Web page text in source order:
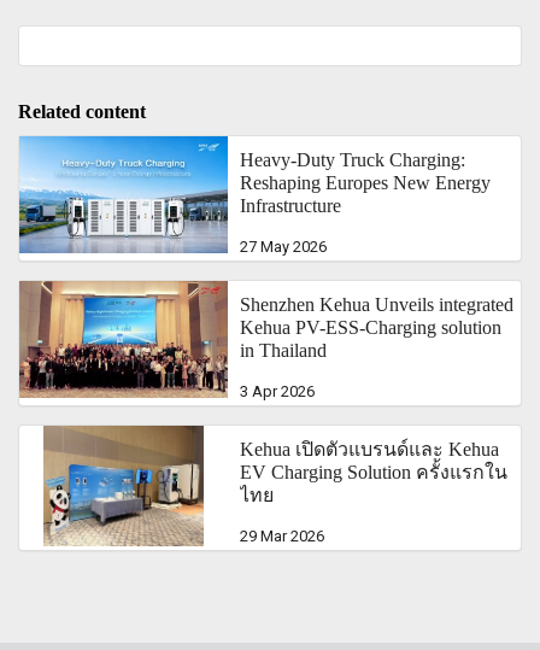
Related content
Heavy-Duty Truck Charging:
Reshaping Europes New Energy
Infrastructure
27 May 2026
Shenzhen Kehua Unveils integrated
Kehua PV-ESS-Charging solution
in Thailand
3 Apr 2026
Kehua เปิดตัวแบรนด์และ Kehua
EV Charging Solution ครั้งแรกใน
ไทย
29 Mar 2026